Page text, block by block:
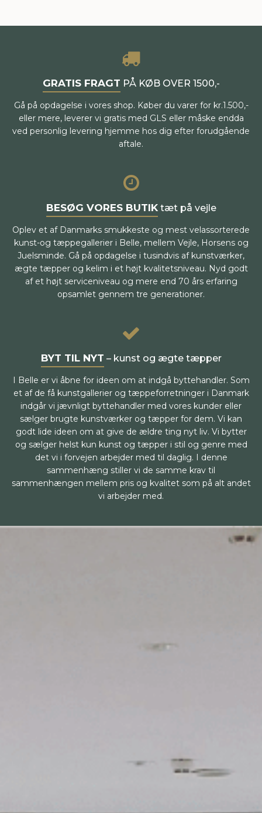
GRATIS FRAGT PÅ KØB OVER 1500,-
Gå på opdagelse i vores shop. Køber du varer for kr.1.500,-
eller mere, leverer vi gratis med GLS eller måske endda
ved personlig levering hjemme hos dig efter forudgående
aftale.
BESØG VORES BUTIKtæt på vejle
Oplev et af Danmarks smukkeste og mest velassorterede
kunst-og tæppegallerier i Belle, mellem Vejle, Horsens og
Juelsminde. Gå på opdagelse i tusindvis af kunstværker,
ægte tæpper og kelim i et højt kvalitetsniveau. Nyd godt
af et højt serviceniveau og mere end 70 års erfaring
opsamlet gennem tre generationer.
BYT TIL NYT – kunst og ægte tæpper
I Belle er vi åbne for ideen om at indgå byttehandler. Som
et af de få kunstgallerier og tæppeforretninger i Danmark
indgår vi jævnligt byttehandler med vores kunder eller
sælger brugte kunstværker og tæpper for dem. Vi kan
godt lide ideen om at give de ældre ting nyt liv. Vi bytter
og sælger helst kun kunst og tæpper i stil og genre med
det vi i forvejen arbejder med til daglig. I denne
sammenhæng stiller vi de samme krav til
sammenhængen mellem pris og kvalitet som på alt andet
vi arbejder med.